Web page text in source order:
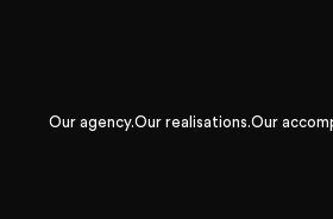
Our agency.Our realisations.Our